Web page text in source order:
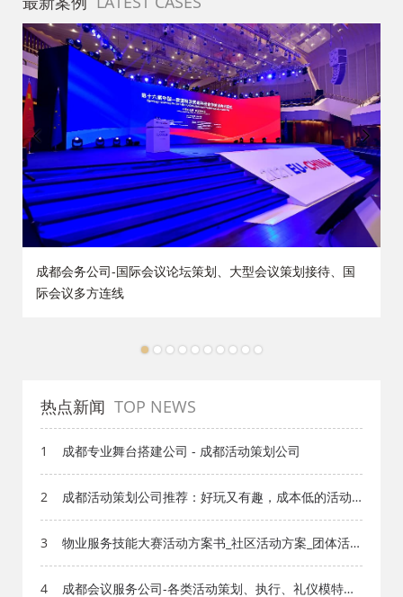
成都会务公司-国际会议论坛策划、大型会议策划接待、国
际会议多方连线
5 6 7 8 9 10
热点新闻 TOP NEWS
1 成都专业舞台搭建公司 - 成都活动策划公司
2
成都活动策划公司推荐：好玩又有趣，成本低的活动
3
物业服务技能大赛活动方案书_社区活动方案_团体活动
4
成都会议服务公司-各类活动策划、执行、礼仪模特、